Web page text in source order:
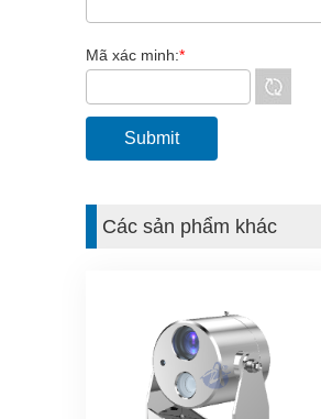
Mã xác minh:*
Các sản phẩm khác